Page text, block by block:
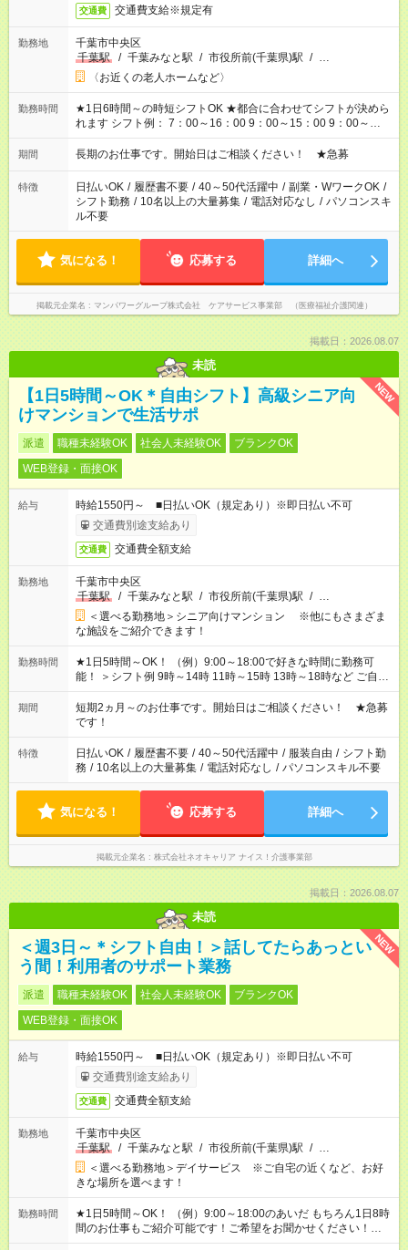
交通費 交通費支給※規定有
勤務地
千葉市中央区
千葉駅
/ 千葉みなと駅 / 市役所前(千葉県)駅 / …
〈お近くの老人ホームなど〉
勤務時間
★1日6時間～の時短シフトOK ★都合に合わせてシフトが決めら
れます シフト例： 7：00～16：00 9：00～15：00 9：00～
18：00 11：00～20：00 など ※Wワークの場合、他のお仕事と
合わせ週40時間超の就業はご案内できません ※法令に基づき、
派遣法（日雇い派遣の原則禁止）により、短時間・短期間の就
業はご案内が難しい場合があります
期間 長期のお仕事です。開始日はご相談ください！ ★急募
特徴 日払いOK / 履歴書不要 / 40～50代活躍中 / 副業・WワークOK /
シフト勤務 / 10名以上の大量募集 / 電話対応なし / パソコンスキ
ル不要
気になる！ 応募する 詳細へ
掲載元企業名 マンパワーグループ株式会社 ケアサービス事業部 （医療福祉介護関連）
掲載日：2026.08.07
未読
NEW
【1日5時間～OK＊自由シフト】高級シニア向
けマンションで生活サポ
派遣 職種未経験OK 社会人未経験OK
ブランクOK
WEB登録・面接OK
給与
時給1550円～ ■日払いOK（規定あり）※即日払い不可
交通費別途支給あり
交通費 交通費全額支給
勤務地
千葉市中央区
千葉駅
/ 千葉みなと駅 / 市役所前(千葉県)駅 / …
＜選べる勤務地＞シニア向けマンション ※他にもさまざま
な施設をご紹介できます！
勤務時間
★1日5時間～OK！ （例）9:00～18:00で好きな時間に勤務可
能！ ＞シフト例 9時～14時 11時～15時 13時～18時など ご自身
のご都合に合わせて勤務時間をご相談ください！ ★家庭の都合
でお休みや時間の調整が必要な場合も遠慮なくご相談くださ
い。
期間
短期2ヵ月～のお仕事です。開始日はご相談ください！ ★急募
です！
特徴 日払いOK / 履歴書不要 / 40～50代活躍中 / 服装自由 / シフト勤
務 / 10名以上の大量募集 / 電話対応なし / パソコンスキル不要
気になる！ 応募する 詳細へ
掲載元企業名 株式会社ネオキャリア ナイス！介護事業部
掲載日：2026.08.07
未読
NEW
＜週3日～＊シフト自由！＞話してたらあっとい
う間！利用者のサポート業務
派遣 職種未経験OK 社会人未経験OK
ブランクOK
WEB登録・面接OK
給与
時給1550円～ ■日払いOK（規定あり）※即日払い不可
交通費別途支給あり
交通費 交通費全額支給
勤務地
千葉市中央区
千葉駅
/ 千葉みなと駅 / 市役所前(千葉県)駅 / …
＜選べる勤務地＞デイサービス ※ご自宅の近くなど、お好
きな場所を選べます！
勤務時間
★1日5時間～OK！ （例）9:00～18:00のあいだ もちろん1日8時
間のお仕事もご紹介可能です！ご希望をお聞かせください！★家
庭の都合でお休みが必要な場合も遠慮なくご相談ください。 ※